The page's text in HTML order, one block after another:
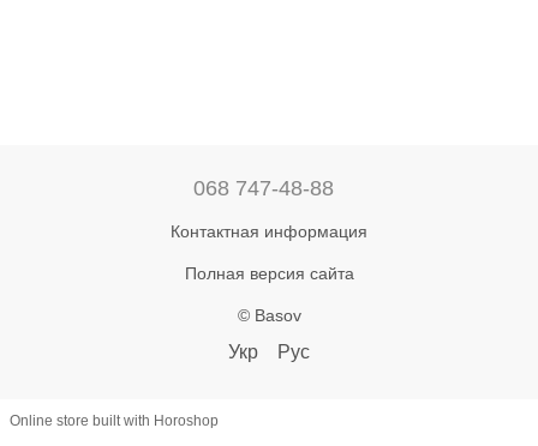
068 747-48-88
Контактная информация
Полная версия сайта
© Basov
Укр Рус
Online store built with Horoshop